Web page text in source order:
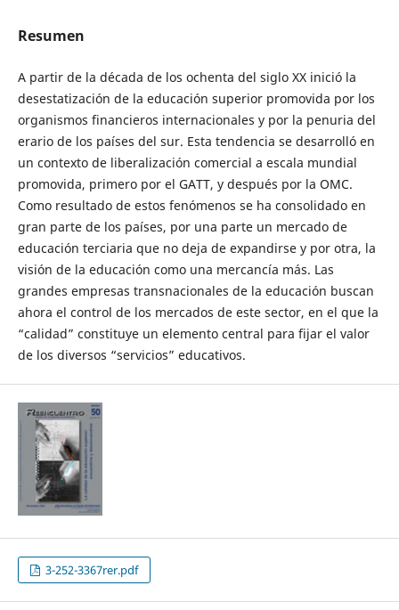
Resumen
A partir de la década de los ochenta del siglo XX inició la
desestatización de la educación superior promovida por los
organismos financieros internacionales y por la penuria del
erario de los países del sur. Esta tendencia se desarrolló en
un contexto de liberalización comercial a escala mundial
promovida, primero por el GATT, y después por la OMC.
Como resultado de estos fenómenos se ha consolidado en
gran parte de los países, por una parte un mercado de
educación terciaria que no deja de expandirse y por otra, la
visión de la educación como una mercancía más. Las
grandes empresas transnacionales de la educación buscan
ahora el control de los mercados de este sector, en el que la
“calidad” constituye un elemento central para fijar el valor
de los diversos “servicios” educativos.
3-252-3367rer.pdf